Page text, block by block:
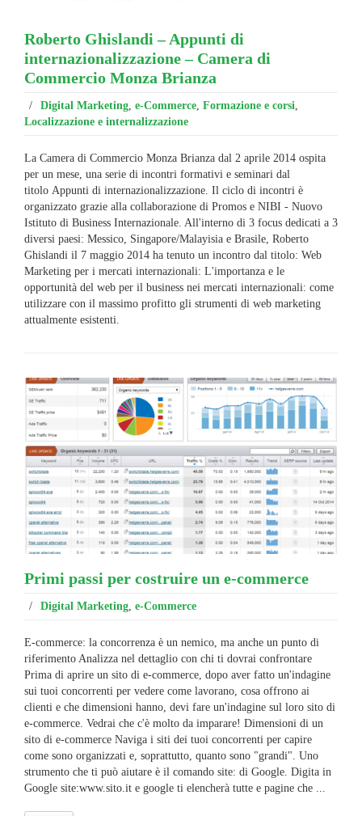
Roberto Ghislandi – Appunti di
internazionalizzazione – Camera di
Commercio Monza Brianza
/ Digital Marketing, e-Commerce, Formazione e corsi,
Localizzazione e internalizzazione
La Camera di Commercio Monza Brianza dal 2 aprile 2014 ospita
per un mese, una serie di incontri formativi e seminari dal
titolo Appunti di internazionalizzazione. Il ciclo di incontri è
organizzato grazie alla collaborazione di Promos e NIBI - Nuovo
Istituto di Business Internazionale. All'interno di 3 focus dedicati a 3
diversi paesi: Messico, Singapore/Malayisia e Brasile, Roberto
Ghislandi il 7 maggio 2014 ha tenuto un incontro dal titolo: Web
Marketing per i mercati internazionali: L'importanza e le
opportunità del web per il business nei mercati internazionali: come
utilizzare con il massimo profitto gli strumenti di web marketing
attualmente esistenti.
Primi passi per costruire un e-commerce
/ Digital Marketing, e-Commerce
E-commerce: la concorrenza è un nemico, ma anche un punto di
riferimento Analizza nel dettaglio con chi ti dovrai confrontare
Prima di aprire un sito di e-commerce, dopo aver fatto un'indagine
sui tuoi concorrenti per vedere come lavorano, cosa offrono ai
clienti e che dimensioni hanno, devi fare un'indagine sul loro sito di
e-commerce. Vedrai che c'è molto da imparare! Dimensioni di un
sito di e-commerce Naviga i siti dei tuoi concorrenti per capire
come sono organizzati e, soprattutto, quanto sono "grandi". Uno
strumento che ti può aiutare è il comando site: di Google. Digita in
Google site:www.sito.it e google ti elencherà tutte e pagine che ...